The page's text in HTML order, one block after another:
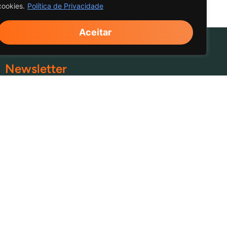
Política de Privacidade
Aceitar
Newsletter